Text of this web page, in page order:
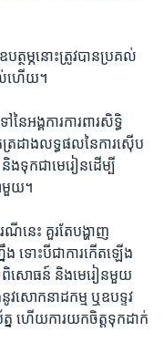
ត្ថម្ភ​នោះ​ត្រូវ​បាន​ប្រគល់​
ល់​ហើយ។​
អង្គការ​ការពារ​សិទ្ធិ​
រដាង​លទ្ធផល​នៃ​ការ​ស៊ើប​
ង​ទុក​ជា​មេ​រៀន​ដើម្បី​
មួយ។​
ណី​នេះ គួរ​តែ​បង្ហាញ​
ង ​ទោះបី​ជា​ការ​កើត​ឡើង​
ពិសោធន៍ ​និង​មេរៀន​មួយ
វ​សោកនាដ​កម្ម ឬ​ឧបទ្ទវ​
ន ​ហើយ​ការ​យក​ចិត្ត​ទុក​ដាក់​